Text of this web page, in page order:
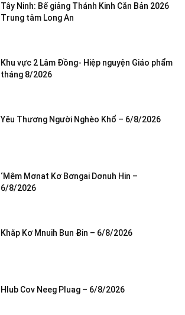
Tây Ninh: Bế giảng Thánh Kinh Căn Bản 2026
Trung tâm Long An
Khu vực 2 Lâm Đồng- Hiệp nguyện Giáo phẩm
tháng 8/2026
Yêu Thương Người Nghèo Khổ – 6/8/2026
‘Mêm Mơnat Kơ Bơngai Dơnuh Hin –
6/8/2026
Khăp Kơ Mnuih Bun Ƀin – 6/8/2026
Hlub Cov Neeg Pluag – 6/8/2026